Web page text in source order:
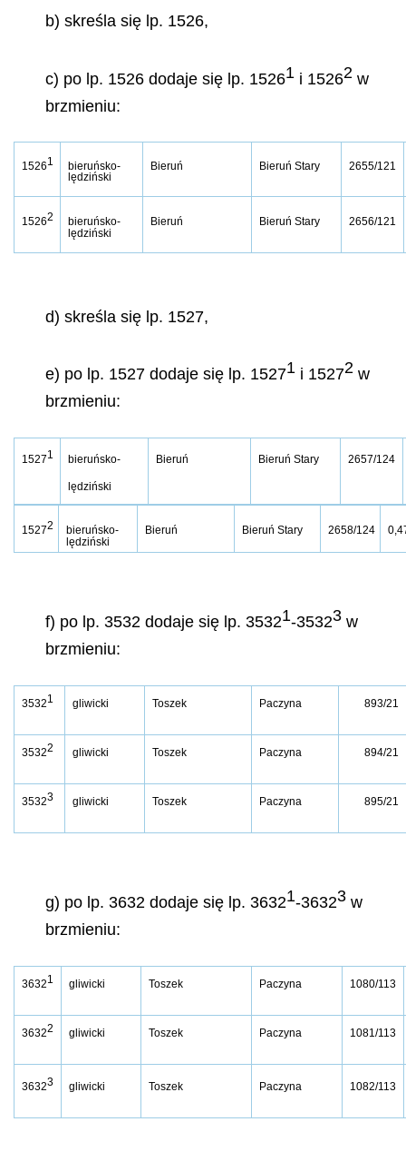
b) skreśla się lp. 1526,
c) po lp. 1526 dodaje się lp. 15261 i 15262 w
brzmieniu:
15261
bieruńsko-
lędziński
Bieruń Bieruń Stary 2655/121
15262
bieruńsko-
lędziński
Bieruń Bieruń Stary 2656/121
d) skreśla się lp. 1527,
e) po lp. 1527 dodaje się lp. 15271 i 15272 w
brzmieniu:
15271 bieruńsko-
lędziński
Bieruń Bieruń Stary 2657/124
15272
bieruńsko-
lędziński
Bieruń Bieruń Stary 2658/124
f) po lp. 3532 dodaje się lp. 35321-35323 w
brzmieniu:
35321 gliwicki Toszek Paczyna 893/21
35322 gliwicki Toszek Paczyna 894/21
35323 gliwicki Toszek Paczyna 895/21
g) po lp. 3632 dodaje się lp. 36321-36323 w
brzmieniu:
36321 gliwicki Toszek Paczyna 1080/113
36322 gliwicki Toszek Paczyna 1081/113
36323 gliwicki Toszek Paczyna 1082/113